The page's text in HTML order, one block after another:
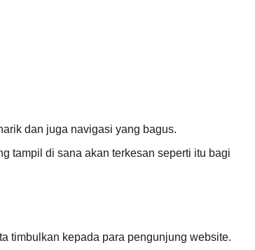
dan juga navigasi yang bagus.
tampil di sana akan terkesan seperti itu bagi
timbulkan kepada para pengunjung website.